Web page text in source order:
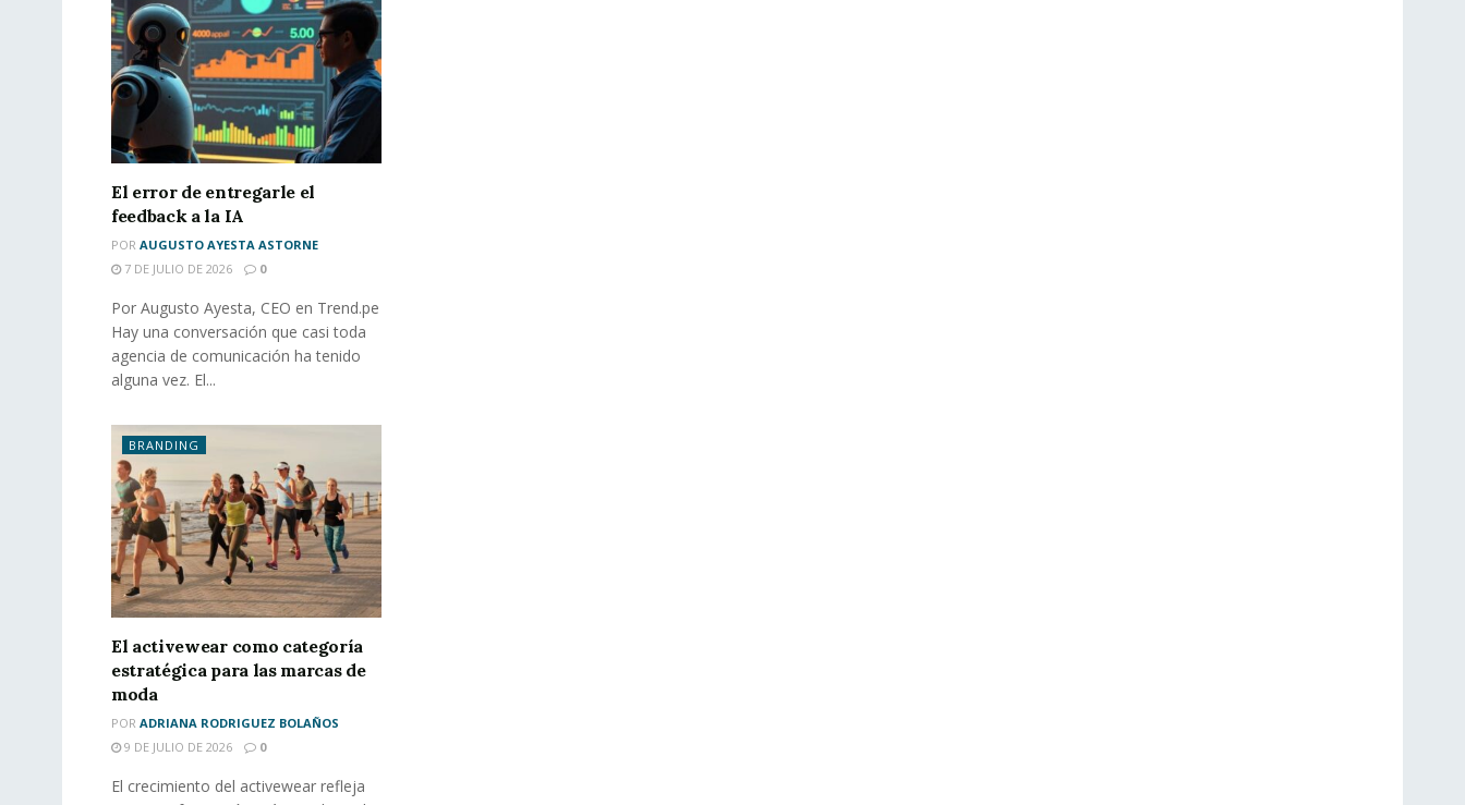
El error de entregarle el
feedback a la IA
POR AUGUSTO AYESTA ASTORNE
7 DE JULIO DE 2026
0
Por Augusto Ayesta, CEO en Trend.pe
Hay una conversación que casi toda
agencia de comunicación ha tenido
alguna vez. El...
BRANDING
El activewear como categoría
estratégica para las marcas de
moda
POR ADRIANA RODRIGUEZ BOLAÑOS
9 DE JULIO DE 2026
0
El crecimiento del activewear refleja